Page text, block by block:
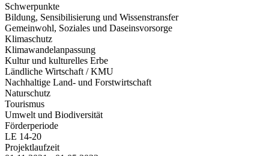
Schwerpunkte
Bildung, Sensibilisierung und Wissenstransfer
Gemeinwohl, Soziales und Daseinsvorsorge
Klimaschutz
Klimawandelanpassung
Kultur und kulturelles Erbe
Ländliche Wirtschaft / KMU
Nachhaltige Land- und Forstwirtschaft
Naturschutz
Tourismus
Umwelt und Biodiversität
Förderperiode
LE 14-20
Projektlaufzeit